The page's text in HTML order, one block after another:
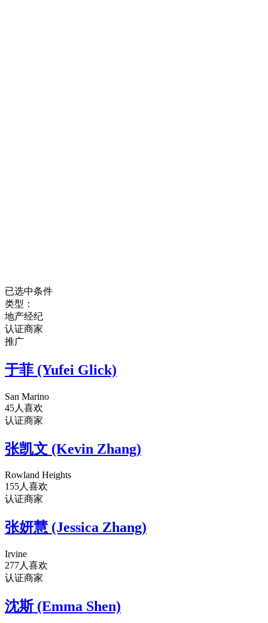
已选中条件
类型：
地产经纪
认证商家
推广
于菲 (Yufei Glick)
San Marino
45人喜欢
认证商家
张凯文 (Kevin Zhang)
Rowland Heights
155人喜欢
认证商家
张妍慧 (Jessica Zhang)
Irvine
277人喜欢
认证商家
沈斯 (Emma Shen)